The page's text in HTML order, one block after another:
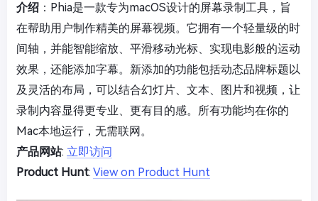
介绍 ：Phia是一款专为macOS设计的屏幕录制工具，旨
在帮助用户制作精美的屏幕视频。它拥有一个轻量级的时
间轴，并能智能缩放、平滑移动光标、实现电影般的运动
效果，还能添加字幕。新添加的功能包括动态品牌标题以
及灵活的布局，可以结合幻灯片、文本、图片和视频，让
录制内容显得更专业、更有目的感。所有功能均在你的
Mac本地运行，无需联网。
产品网站: 立即访问
Product Hunt: View on Product Hunt